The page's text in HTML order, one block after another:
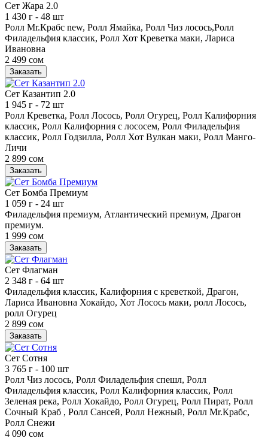
Сет Жара 2.0
1 430 г - 48 шт
Ролл Mr.Крабс new, Ролл Ямайка, Ролл Чиз лосось,Ролл
Филадельфия классик, Ролл Хот Креветка маки, Лариса
Ивановна
2 499 сом
Заказать
Сет Казантип 2.0
1 945 г - 72 шт
Ролл Креветка, Ролл Лосось, Ролл Огурец, Ролл Калифорния
классик, Ролл Калифорния с лососем, Ролл Филадельфия
классик, Ролл Годзилла, Ролл Хот Вулкан маки, Ролл Манго-
Личи
2 899 сом
Заказать
Сет Бомба Премиум
1 059 г - 24 шт
Филадельфия премиум, Атлантический премиум, Драгон
премиум.
1 999 сом
Заказать
Сет Флагман
2 348 г - 64 шт
Филадельфия классик, Калифорния с креветкой, Драгон,
Лариса Ивановна Хокайдо, Хот Лосось маки, ролл Лосось,
ролл Огурец
2 899 сом
Заказать
Сет Сотня
3 765 г - 100 шт
Ролл Чиз лосось, Ролл Филадельфия спешл, Ролл
Филадельфия классик, Ролл Калифорния классик, Ролл
Зеленая река, Ролл Хокайдо, Ролл Огурец, Ролл Пират, Ролл
Сочный Краб , Ролл Сансей, Ролл Нежный, Ролл Mr.Крабс,
Ролл Снежи
4 090 сом